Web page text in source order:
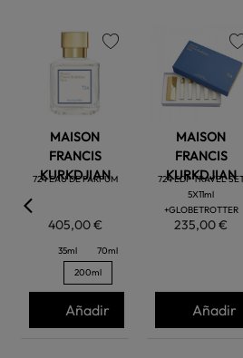
MAISON
FRANCIS
KURKDJIAN
724 EAU DE PARFUM
405,00 €
35ml
70ml
200ml
Añadir
MAISON
FRANCIS
KURKDJIAN
724 EDP TRAVEL
5X11ml
+GLOBETROTTER
235,00 €
favorite
Añadir